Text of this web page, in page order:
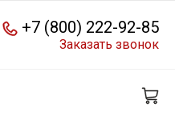
+7 (800) 222-92-85
Заказать звонок